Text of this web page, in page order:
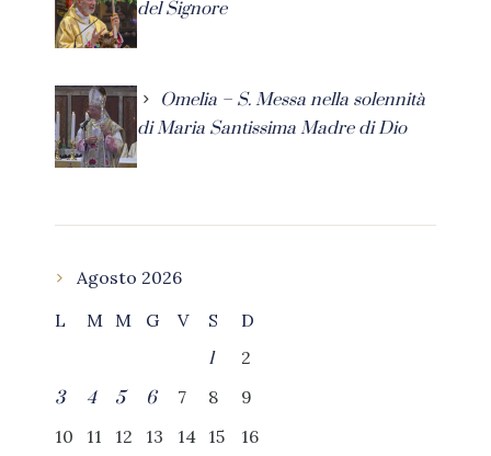
del Signore
Omelia – S. Messa nella solennità
di Maria Santissima Madre di Dio
Agosto 2026
L
M M G V S
D
1
2
3
4 5 6 7 8
9
10
11 12 13 14 15
16